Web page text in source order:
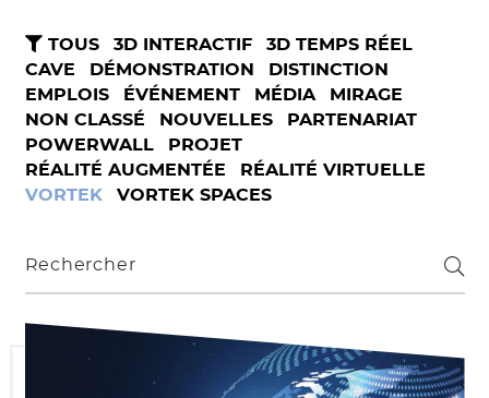
TOUS 3D INTERACTIF
3D TEMPS RÉEL
CAVE
DÉMONSTRATION
DISTINCTION
EMPLOIS
ÉVÉNEMENT MÉDIA
MIRAGE
NON CLASSÉ
NOUVELLES
PARTENARIAT
POWERWALL
PROJET
RÉALITÉ AUGMENTÉE
RÉALITÉ VIRTUELLE
VORTEK
VORTEK SPACES